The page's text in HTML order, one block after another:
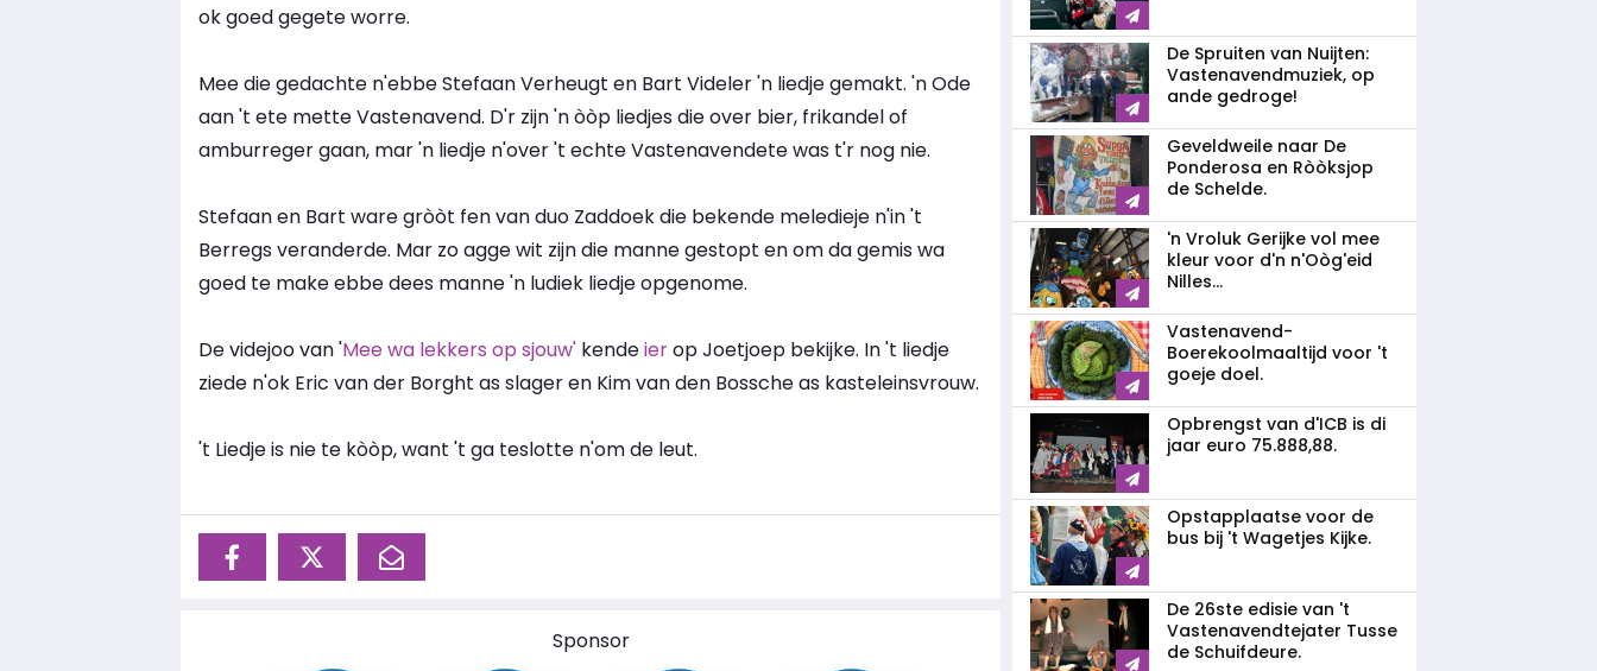
ok goed gegete worre.
Mee die gedachte n'ebbe Stefaan Verheugt en Bart Videler 'n liedje gemakt. 'n Ode
aan 't ete mette Vastenavend. D'r zijn 'n òòp liedjes die over bier, frikandel of
amburreger gaan, mar 'n liedje n'over 't echte Vastenavendete was t'r nog nie.
Stefaan en Bart ware gròòt fen van duo Zaddoek die bekende meledieje n'in 't
Berregs veranderde. Mar zo agge wit zijn die manne gestopt en om da gemis wa
goed te make ebbe dees manne 'n ludiek liedje opgenome.
De videjoo van 'Mee wa lekkers op sjouw' kendeierop Joetjoep bekijke. In 't liedje
ziede n'ok Eric van der Borght as slager en Kim van den Bossche as kasteleinsvrouw.
't Liedje is nie te kòòp, want 't ga teslotte n'om de leut.
Sponsor
De Spruiten van Nuijten:
Vastenavendmuziek, op
ande gedroge!
Geveldweile naar De
Ponderosa en Ròòksjop
de Schelde.
'n Vroluk Gerijke vol mee
kleur voor d'n n'Oòg'eid
Nilles...
Vastenavend-
Boerekoolmaaltijd voor 't
goeje doel.
Opbrengst van d'ICB is di
jaar euro 75.888,88.
Opstapplaatse voor de
bus bij 't Wagetjes Kijke.
De 26ste edisie van 't
Vastenavendtejater Tusse
de Schuifdeure.